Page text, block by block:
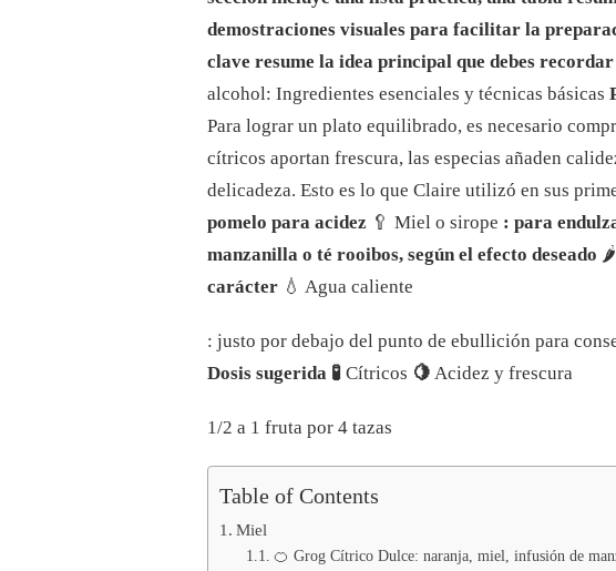
demostraciones visuales para facilitar la
clave resume la idea principal que debes
alcohol: Ingredientes esenciales y técnicas básicas
Para lograr un plato equilibrado, es necesario
cítricos aportan frescura, las especias añaden
delicadeza. Esto es lo que Claire utilizó en sus
pomelo para acidez 🥄 Miel o sirope : para
manzanilla o té rooibos, según el efecto deseado
carácter 💧 Agua caliente
: justo por debajo del punto de ebullición para
Dosis sugerida 🧪 Cítricos 🍋 Acidez y frescura
1/2 a 1 fruta por 4 tazas
Table of Contents
Miel
🍊 Grog Cítrico Dulce: naranja, miel, infusión de